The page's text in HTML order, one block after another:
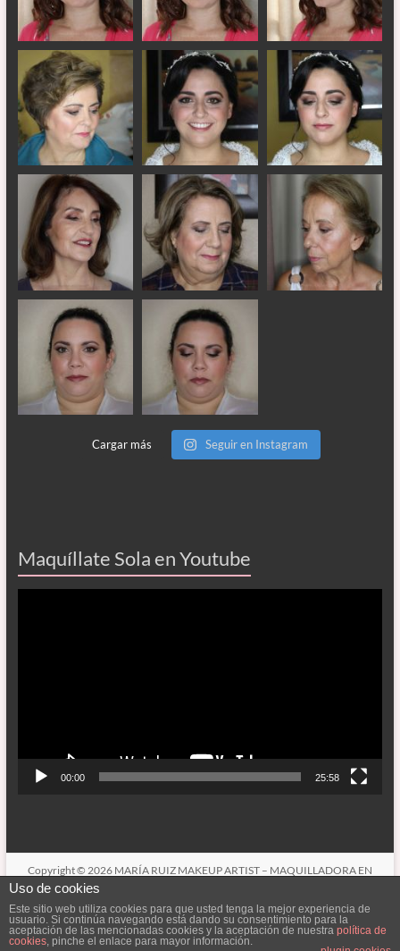
Cargar más Seguir en Instagram
Maquíllate Sola en Youtube
00:00 25:58
Copyright © 2026 MARÍA RUIZ MAKEUP ARTIST – MAQUILLADORA EN
CÓRDOBA. Todos los derechos reservados. Tema
WordPress
CONÓCEME
SERVICIOS
LOOKBOOK (MIS TRABAJOS)
CONTACTAR
Uso de cookies
Este sitio web utiliza cookies para que usted tenga la mejor experiencia de
usuario. Si continúa navegando está dando su consentimiento para la
aceptación de las mencionadas cookies y la aceptación de nuestra política de
cookies, pinche el enlace para mayor información.